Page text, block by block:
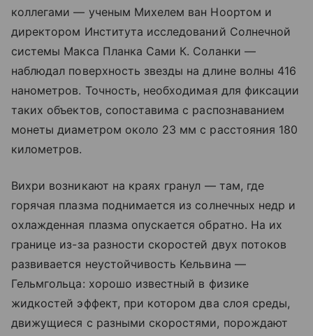
коллегами — ученым Михелем ван Ноортом и
директором Института исследований Солнечной
системы Макса Планка Сами К. Соланки —
наблюдал поверхность звезды на длине волны 416
нанометров. Точность, необходимая для фиксации
таких объектов, сопоставима с распознаванием
монеты диаметром около 23 мм с расстояния 180
километров.
Вихри возникают на краях гранул — там, где
горячая плазма поднимается из солнечных недр и
охлажденная плазма опускается обратно. На их
границе из-за разности скоростей двух потоков
развивается неустойчивость Кельвина —
Гельмгольца: хорошо известный в физике
жидкостей эффект, при котором два слоя среды,
движущиеся с разными скоростями, порождают